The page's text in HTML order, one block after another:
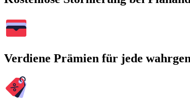
Verdiene Prämien für jede